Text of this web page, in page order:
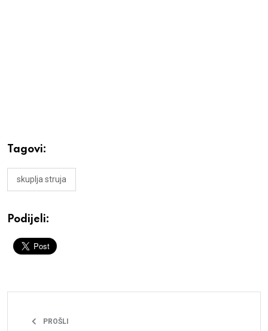
Tagovi:
skuplja struja
Podijeli:
PROŠLI